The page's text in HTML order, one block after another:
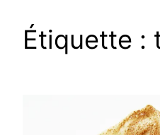
Étiquette :